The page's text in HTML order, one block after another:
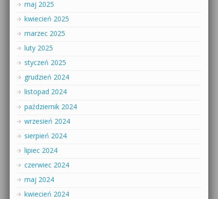
maj 2025
kwiecień 2025
marzec 2025
luty 2025
styczeń 2025
grudzień 2024
listopad 2024
październik 2024
wrzesień 2024
sierpień 2024
lipiec 2024
czerwiec 2024
maj 2024
kwiecień 2024